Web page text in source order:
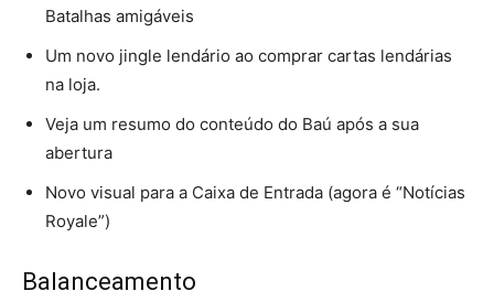
Batalhas amigáveis
Um novo jingle lendário ao comprar cartas lendárias
na loja.
Veja um resumo do conteúdo do Baú após a sua
abertura
Novo visual para a Caixa de Entrada (agora é “Notícias
Royale”)
Balanceamento